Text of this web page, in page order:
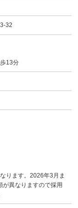
32
13分
ります。2026年3月ま
が異なりますので採用